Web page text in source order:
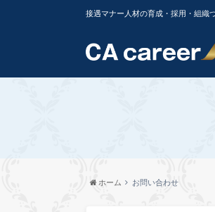
接遇マナー人材の育成・採用・組織
ホーム お問い合わせ